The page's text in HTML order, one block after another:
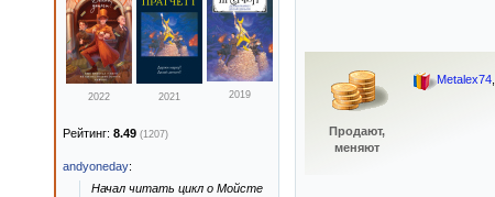
Продают,
меняют
Metalex74,
2022 2021 2019
Рейтинг: 8.49 (1207)
andyoneday:
Начал читать цикл о Мойсте